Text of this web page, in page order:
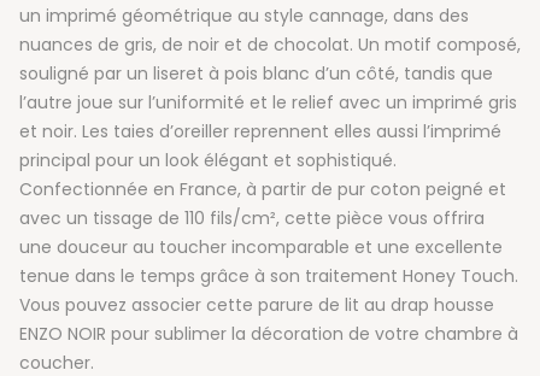
un imprimé géométrique au style cannage, dans des
nuances de gris, de noir et de chocolat. Un motif composé,
souligné par un liseret à pois blanc d’un côté, tandis que
l’autre joue sur l’uniformité et le relief avec un imprimé gris
et noir. Les taies d’oreiller reprennent elles aussi l’imprimé
principal pour un look élégant et sophistiqué.
Confectionnée en France, à partir de pur coton peigné et
avec un tissage de 110 fils/cm², cette pièce vous offrira
une douceur au toucher incomparable et une excellente
tenue dans le temps grâce à son traitement Honey Touch.
Vous pouvez associer cette parure de lit au drap housse
ENZO NOIR pour sublimer la décoration de votre chambre à
coucher.